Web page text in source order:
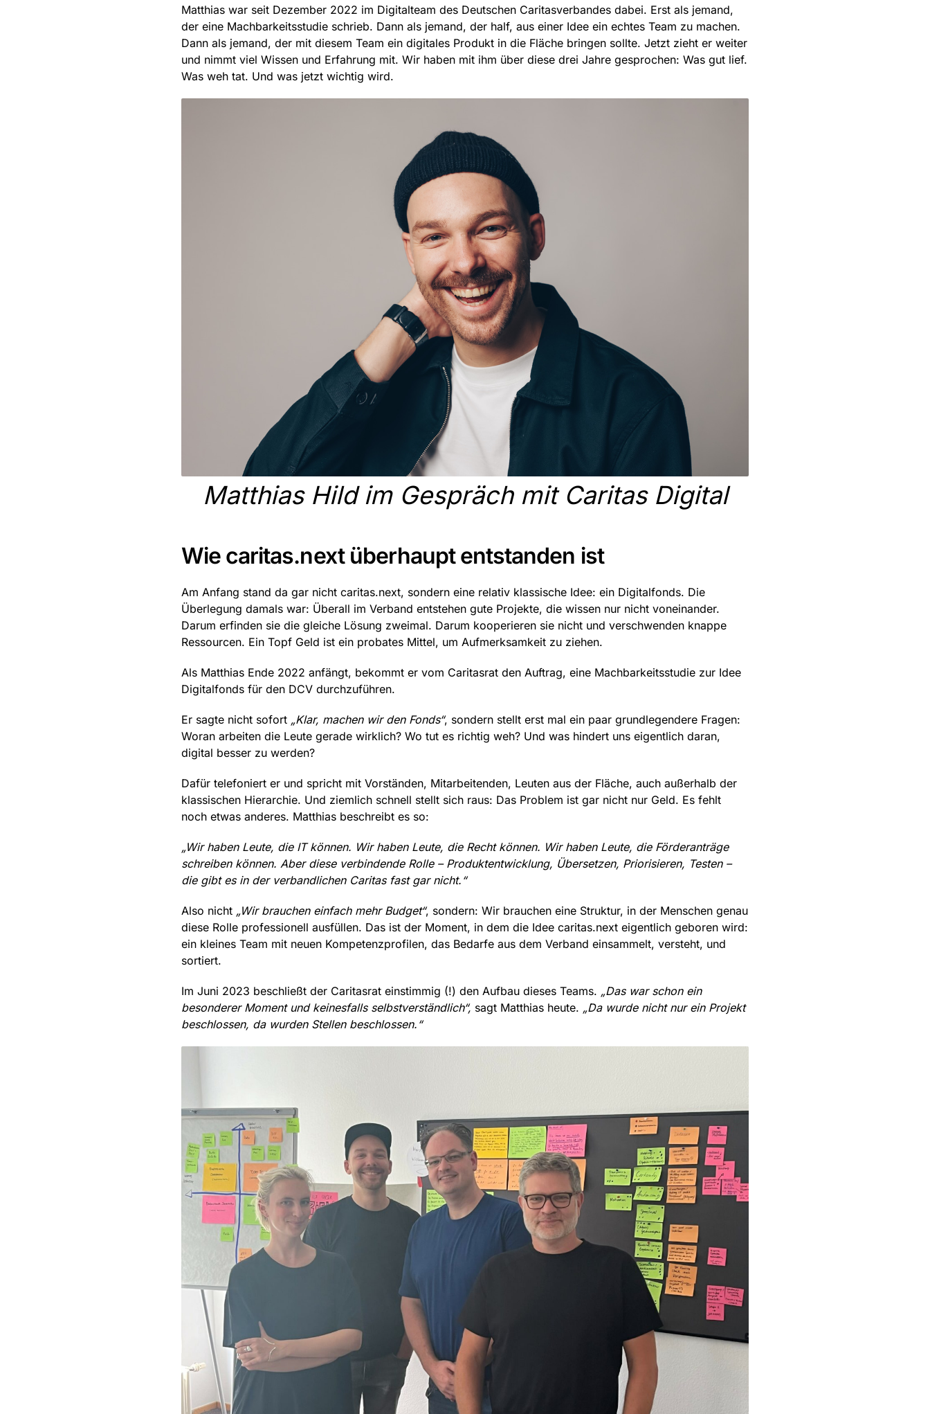
Matthias war seit Dezember 2022 im Digitalteam des Deutschen Caritasverbandes dabei. Erst als jemand,
der eine Machbarkeitsstudie schrieb. Dann als jemand, der half, aus einer Idee ein echtes Team zu machen.
Dann als jemand, der mit diesem Team ein digitales Produkt in die Fläche bringen sollte. Jetzt zieht er weiter
und nimmt viel Wissen und Erfahrung mit. Wir haben mit ihm über diese drei Jahre gesprochen: Was gut lief.
Was weh tat. Und was jetzt wichtig wird.
Matthias Hild im Gespräch mit Caritas Digital
Wie caritas.next überhaupt entstanden ist
Am Anfang stand da gar nicht caritas.next, sondern eine relativ klassische Idee: ein Digitalfonds. Die
Überlegung damals war: Überall im Verband entstehen gute Projekte, die wissen nur nicht voneinander.
Darum erfinden sie die gleiche Lösung zweimal. Darum kooperieren sie nicht und verschwenden knappe
Ressourcen. Ein Topf Geld ist ein probates Mittel, um Aufmerksamkeit zu ziehen.
Als Matthias Ende 2022 anfängt, bekommt er vom Caritasrat den Auftrag, eine Machbarkeitsstudie zur Idee
Digitalfonds für den DCV durchzuführen.
Er sagte nicht sofort „Klar, machen wir den Fonds“, sondern stellt erst mal ein paar grundlegendere Fragen:
Woran arbeiten die Leute gerade wirklich? Wo tut es richtig weh? Und was hindert uns eigentlich daran,
digital besser zu werden?
Dafür telefoniert er und spricht mit Vorständen, Mitarbeitenden, Leuten aus der Fläche, auch außerhalb der
klassischen Hierarchie. Und ziemlich schnell stellt sich raus: Das Problem ist gar nicht nur Geld. Es fehlt
noch etwas anderes. Matthias beschreibt es so:
„Wir haben Leute, die IT können. Wir haben Leute, die Recht können. Wir haben Leute, die Förderanträge
schreiben können. Aber diese verbindende Rolle – Produktentwicklung, Übersetzen, Priorisieren, Testen –
die gibt es in der verbandlichen Caritas fast gar nicht.“
Also nicht „Wir brauchen einfach mehr Budget“, sondern: Wir brauchen eine Struktur, in der Menschen genau
diese Rolle professionell ausfüllen. Das ist der Moment, in dem die Idee caritas.next eigentlich geboren wird:
ein kleines Team mit neuen Kompetenzprofilen, das Bedarfe aus dem Verband einsammelt, versteht, und
sortiert.
Im Juni 2023 beschließt der Caritasrat einstimmig (!) den Aufbau dieses Teams. „Das war schon ein
besonderer Moment und keinesfalls selbstverständlich“, sagt Matthias heute. „Da wurde nicht nur ein Projekt
beschlossen, da wurden Stellen beschlossen.“